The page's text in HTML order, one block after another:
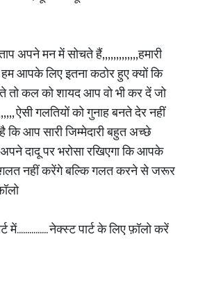
अपने मन में सोचते हैं,,,,,,,,,,,,,हमारी
आपके लिए इतना कठोर हुए क्यों कि
तो कल को शायद ‌आप वो भी कर दें जो
ऐसी गलतियों को गुनाह बनते देर नहीं
कि आप सारी जिम्मेदारी बहुत अच्छे
दादू पर भरोसा रखिएगा कि आपके
नहीं करेंगे बल्कि गलत करने से जरूर
नेक्स्ट पार्ट के लिए फ़ॉलो करें